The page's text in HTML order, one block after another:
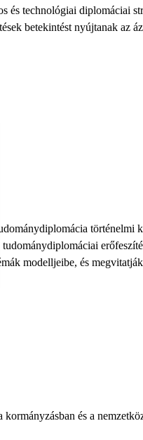
és technológiai diplomáciai
betekintést nyújtanak az
történelmi
modelljeibe, és
és a